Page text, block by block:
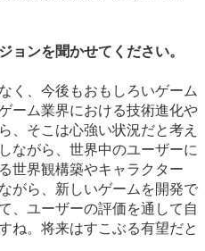
ンを聞かせてください。
く、今後もおもしろいゲーム
ーム業界における技術進化や
、そこは心強い状況だと考え
ながら、世界中のユーザーに
世界観構築やキャラクター
がら、新しいゲームを開発で
、ユーザーの評価を通して自
ね。将来はすこぶる有望だと